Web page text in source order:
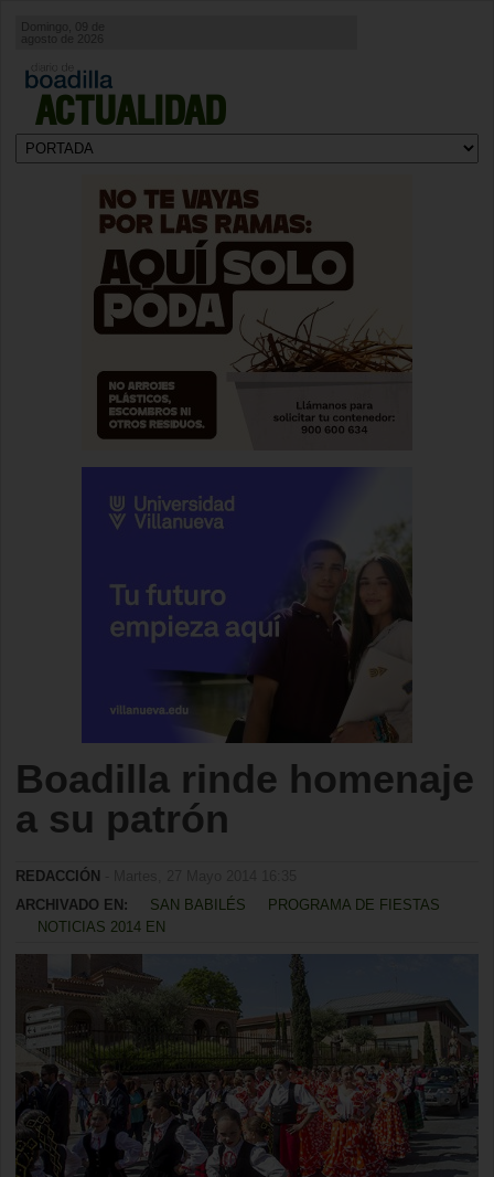
ACTUALIDAD
Domingo, 09 de
agosto de 2026
Boadilla rinde homenaje
a su patrón
REDACCIÓN
ARCHIVADO EN:
SAN BABILÉS
PROGRAMA DE FIESTAS
NOTICIAS 2014 EN